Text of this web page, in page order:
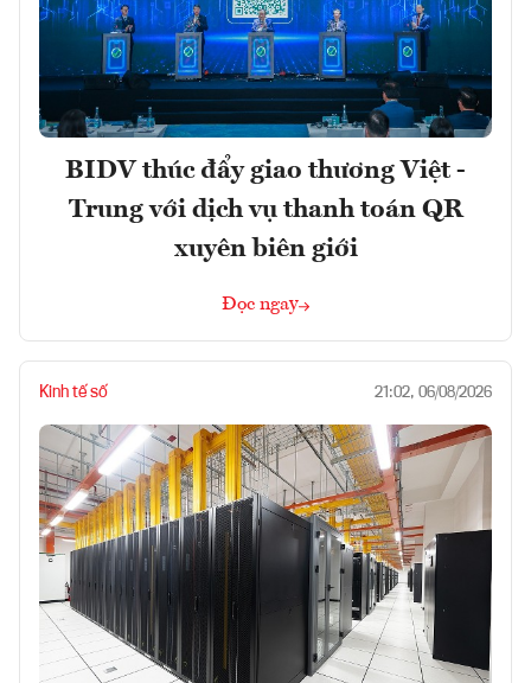
BIDV thúc đẩy giao thương Việt -
Trung với dịch vụ thanh toán QR
xuyên biên giới
Đọc ngay
Kinh tế số 21:02, 06/08/2026